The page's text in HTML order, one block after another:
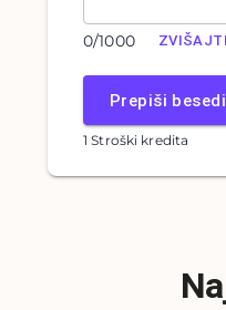
0/1000
Prepiši
1 Stroški kredita